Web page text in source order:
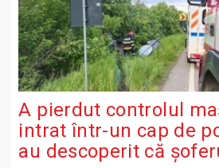
A pierdut controlul
intrat într-un cap de
au descoperit că